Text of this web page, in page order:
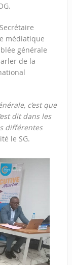
médiatique
générale
de la
c’est que
dit dans les
différentes
le SG.